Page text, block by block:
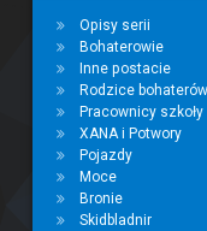
Opisy serii
Bohaterowie
Inne postacie
Rodzice bohaterów
Pracownicy szkoły
XANA i Potwory
Pojazdy
Moce
Bronie
Skidbladnir